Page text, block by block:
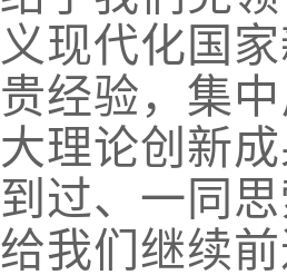
义现代化国
贵经验，集
大理论创新
到过、一同
给我们继续